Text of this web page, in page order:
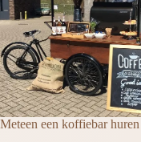
Meteen een koffiebar